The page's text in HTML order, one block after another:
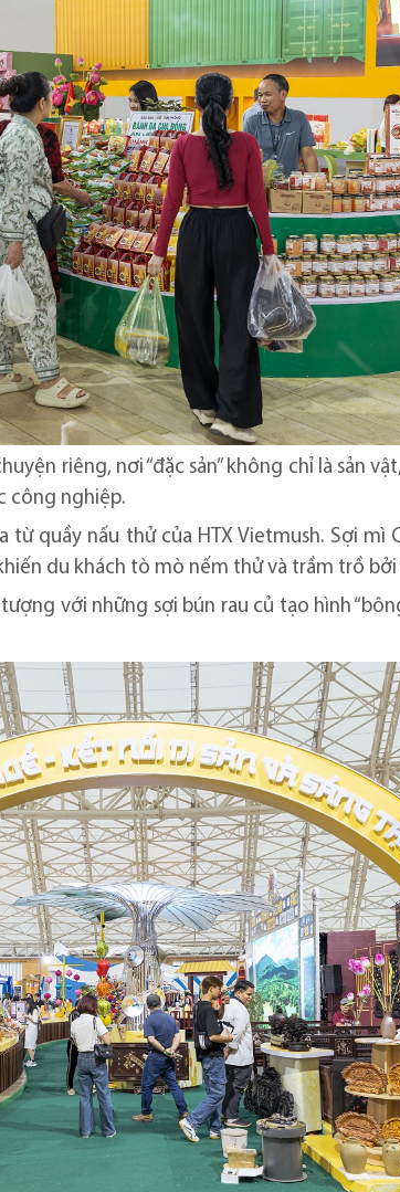
riêng, nơi “đặc sản” không chỉ là sản
công nghiệp.
từ quầy nấu thử của HTX Vietmush. Sợi mì
du khách tò mò nếm thử và trầm trồ bởi
với những sợi bún rau củ tạo hình